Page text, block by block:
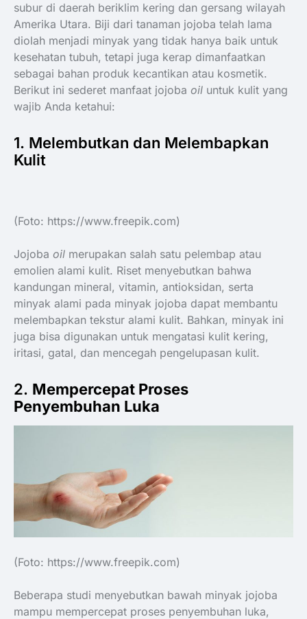
subur di daerah beriklim kering dan gersang wilayah
Amerika Utara. Biji dari tanaman jojoba telah lama
diolah menjadi minyak yang tidak hanya baik untuk
kesehatan tubuh, tetapi juga kerap dimanfaatkan
sebagai bahan produk kecantikan atau kosmetik.
Berikut ini sederet manfaat jojoba oil untuk kulit yang
wajib Anda ketahui:
1. Melembutkan dan Melembapkan
Kulit
(Foto: https://www.freepik.com)
Jojoba oil merupakan salah satu pelembap atau
emolien alami kulit. Riset menyebutkan bahwa
kandungan mineral, vitamin, antioksidan, serta
minyak alami pada minyak jojoba dapat membantu
melembapkan tekstur alami kulit. Bahkan, minyak ini
juga bisa digunakan untuk mengatasi kulit kering,
iritasi, gatal, dan mencegah pengelupasan kulit.
2. Mempercepat Proses
Penyembuhan Luka
(Foto: https://www.freepik.com)
Beberapa studi menyebutkan bawah minyak jojoba
mampu mempercepat proses penyembuhan luka,